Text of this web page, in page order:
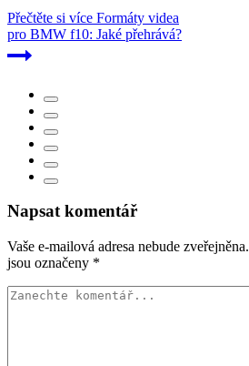
Přečtěte si více Formáty videa
pro BMW f10: Jaké přehrává?
Napsat komentář
Vaše e-mailová adresa nebude zveřejněna.
jsou označeny *